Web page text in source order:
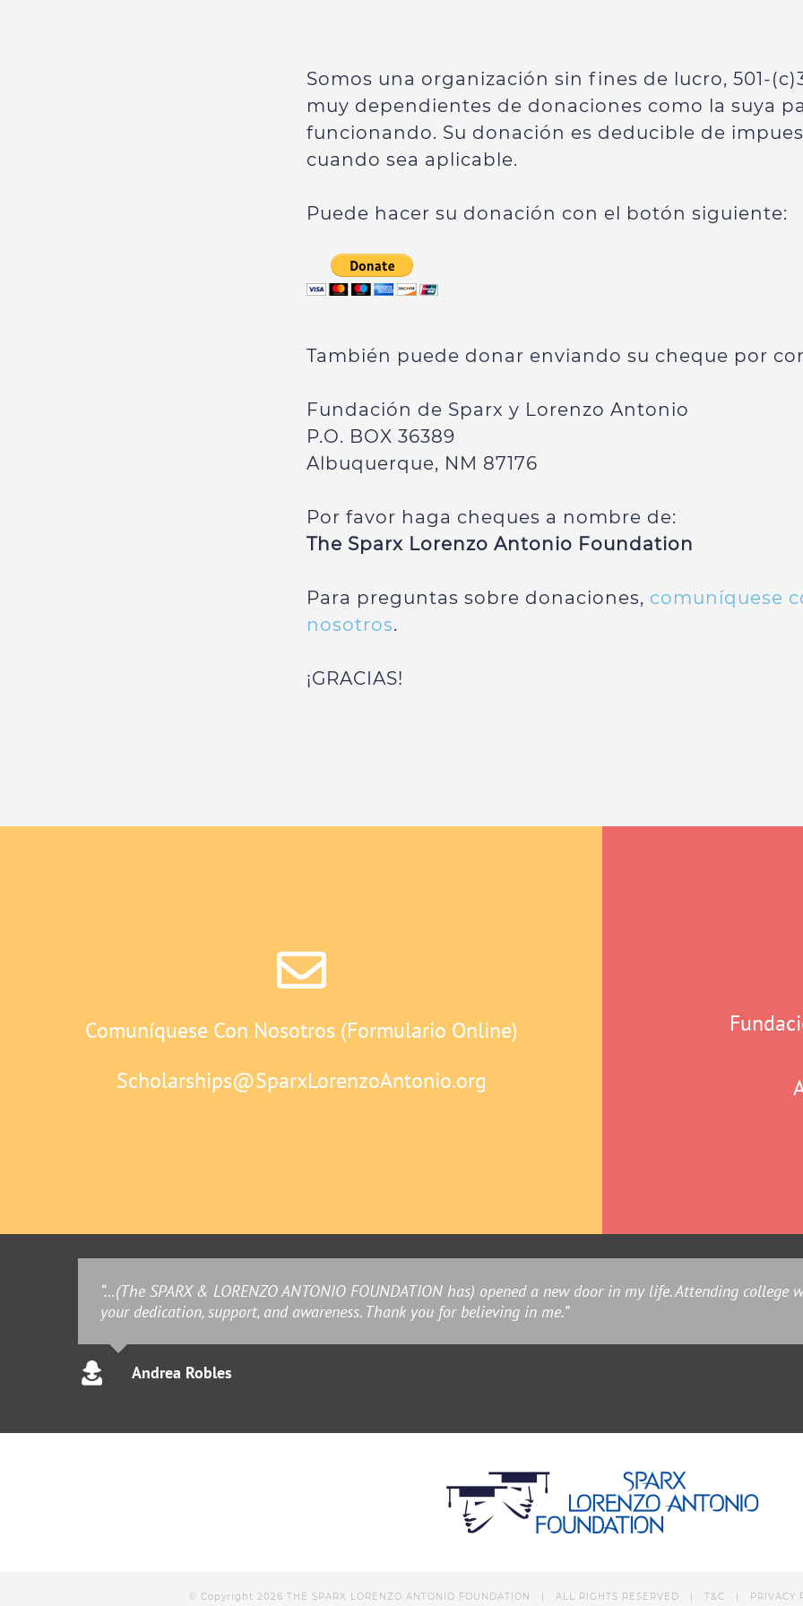
Somos una organización sin fines de lucro, 501-
muy dependientes de donaciones como la suya
funcionando. Su donación es deducible de
cuando sea aplicable.
Puede hacer su donación con el botón siguiente:
También puede donar enviando su cheque por
Fundación de Sparx y Lorenzo Antonio
P.O. BOX 36389
Albuquerque, NM 87176
Por favor haga cheques a nombre de:
The Sparx Lorenzo Antonio Foundation
Para preguntas sobre donaciones, comuníquese
nosotros.
¡GRACIAS!
Comuníquese Con Nosotros (Formulario Online)
Scholarships@SparxLorenzoAntonio.org
“…(The SPARX & LORENZO ANTONIO FOUNDATION has) opened a new door in my life. Attending
your dedication, support, and awareness. Thank you for believing in me.”
Andrea Robles
© Copyright 2026 THE SPARX LORENZO ANTONIO FOUNDATION | ALL RIGHTS RESERVED | T&C | PRIVACY